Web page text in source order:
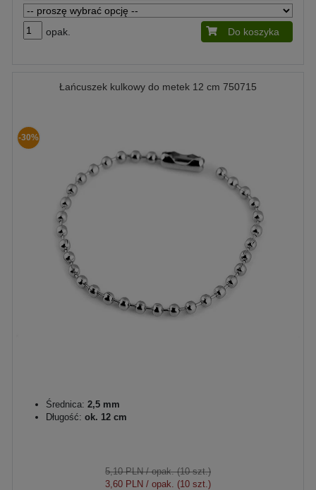
opak. Do koszyka
Łańcuszek kulkowy do metek 12 cm 750715
-30%
Średnica: 2,5 mm
Długość: ok. 12 cm
5,10 PLN/ opak. (10 szt.)
3,60 PLN / opak. (10 szt.)